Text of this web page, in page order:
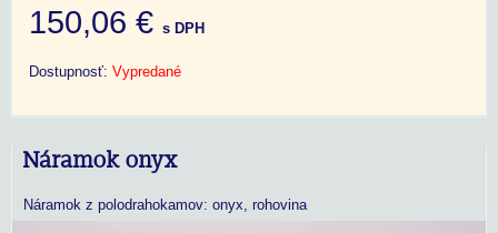
150,06 € s DPH
Dostupnosť: Vypredané
Náramok onyx
Náramok z polodrahokamov: onyx, rohovina